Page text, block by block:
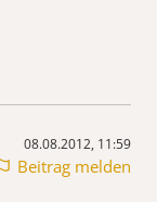
08.08.2012, 11:59
Beitrag melden